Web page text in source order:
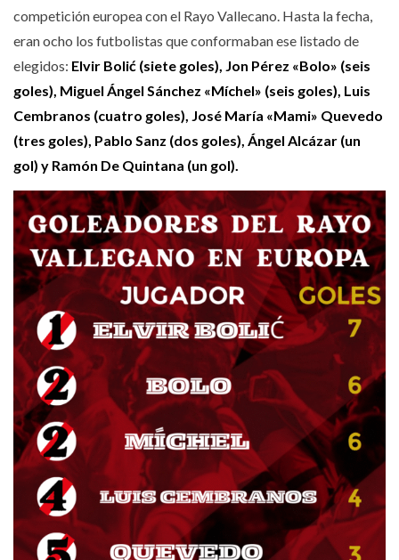
competición europea con el Rayo Vallecano. Hasta la fecha,
eran ocho los futbolistas que conformaban ese listado de
elegidos: Elvir Bolić (siete goles), Jon Pérez «Bolo» (seis
goles), Miguel Ángel Sánchez «Míchel» (seis goles), Luis
Cembranos (cuatro goles), José María «Mami» Quevedo
(tres goles), Pablo Sanz (dos goles), Ángel Alcázar (un
gol) y Ramón De Quintana (un gol).